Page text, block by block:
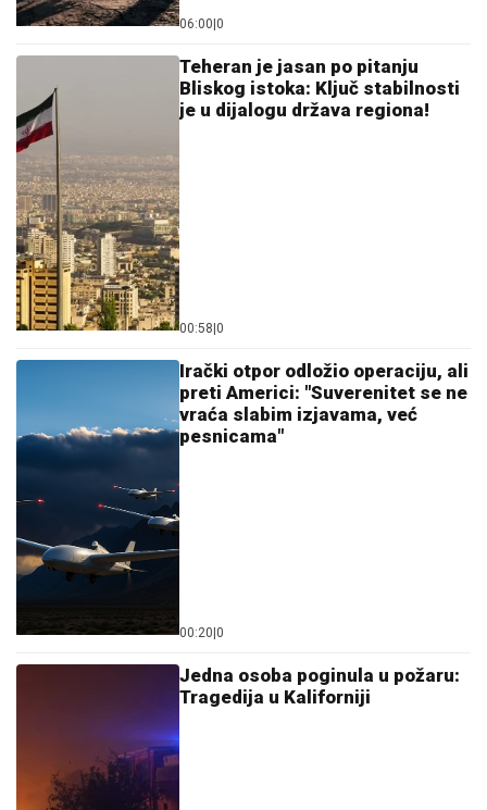
Evo ko moli da uđe u "Elitu 10"! Bivši učesnik
razvezao jezik - Haos pred novu sezonu
TAMARA ĐURIĆ DAJE 560.000 EVRA
KAO JEMSTVO ZA BIVŠEG MUŽA
da se brani sa slobode: "Verujem da bi
i on to uradio za mene", ovo su svi
detalji
SEZONAISKUPLjENjA ILI NOVOG
lisabonskih lavova za "sefte"